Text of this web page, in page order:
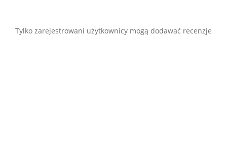
Tylko zarejestrowani użytkownicy mogą dodawać recenzje